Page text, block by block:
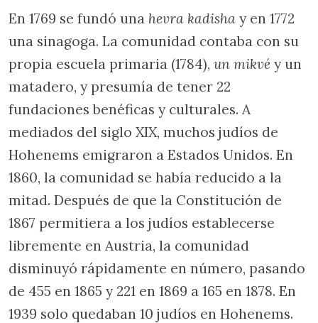
En 1769 se fundó una hevra kadisha y en 1772
una sinagoga. La comunidad contaba con su
propia escuela primaria (1784), un mikvé y un
matadero, y presumía de tener 22
fundaciones benéficas y culturales. A
mediados del siglo XIX, muchos judíos de
Hohenems emigraron a Estados Unidos. En
1860, la comunidad se había reducido a la
mitad. Después de que la Constitución de
1867 permitiera a los judíos establecerse
libremente en Austria, la comunidad
disminuyó rápidamente en número, pasando
de 455 en 1865 y 221 en 1869 a 165 en 1878. En
1939 solo quedaban 10 judíos en Hohenems.